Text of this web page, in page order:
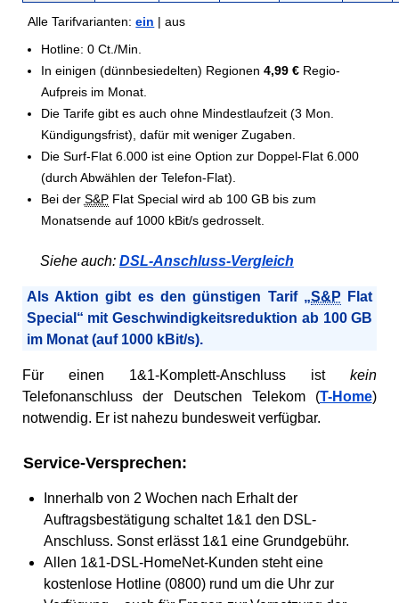
Alle Tarifvarianten:ein | aus
Hotline: 0 Ct./Min.
In einigen (dünnbesiedelten) Regionen 4,99 €Regio-
Aufpreis im Monat.
Die Tarife gibt es auch ohne Mindestlaufzeit (3 Mon.
Kündigungsfrist), dafür mit weniger Zugaben.
Die Surf-Flat 6.000 ist eine Option zur Doppel-Flat 6.000
(durch Abwählen der Telefon-Flat).
Bei der S&PFlat Special wird ab 100 GB bis zum
Monatsende auf 1000 kBit/s gedrosselt.
Siehe auch: DSL-Anschluss-Vergleich
Als Aktion gibt es den günstigen Tarif „S&P Flat
Special“ mit Geschwindigkeitsreduktion ab 100 GB
im Monat (auf 1000 kBit/s).
Für einen 1&1-Komplett-Anschluss ist kein
Telefonanschluss der Deutschen Telekom (T-Home)
notwendig. Er ist nahezu bundesweit verfügbar.
Service-Versprechen:
Innerhalb von 2 Wochen nach Erhalt der
Auftragsbestätigung schaltet 1&1 den DSL-
Anschluss. Sonst erlässt 1&1 eine Grundgebühr.
Allen 1&1-DSL-HomeNet-Kunden steht eine
kostenlose Hotline (0800) rund um die Uhr zur